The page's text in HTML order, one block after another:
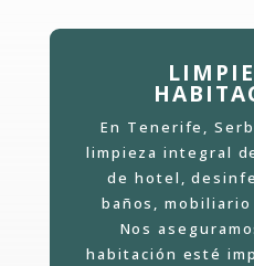
En Tenerife,
limpieza integral
de hotel,
baños, mobiliario
Nos
habitación esté